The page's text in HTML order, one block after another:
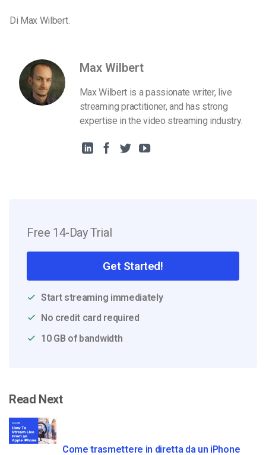
Di Max Wilbert.
Max Wilbert
Max Wilbert is a passionate writer, live
streaming practitioner, and has strong
expertise in the video streaming industry.
Free 14-Day Trial
Get Started!
Start streaming immediately
No credit card required
10 GB of bandwidth
Read Next
Come trasmettere in diretta da un iPhone